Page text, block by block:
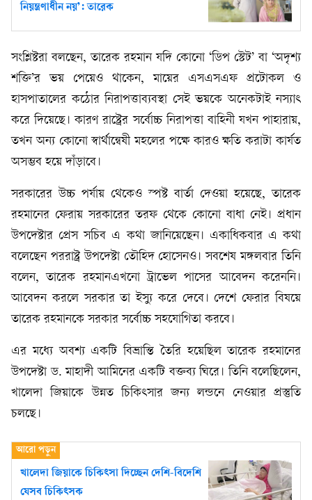
নিয়ন্ত্রণাধীন নয়’: তারেক
সংশ্লিষ্টরা বলছেন, তারেক রহমান যদি কোনো ‘ডিপ স্টেট’ বা ‘অদৃশ্য
শক্তি’র ভয় পেয়েও থাকেন, মায়ের এসএসএফ প্রটোকল ও
হাসপাতালের কঠোর নিরাপত্তাব্যবস্থা সেই ভয়কে অনেকটাই নস্যাৎ
করে দিয়েছে। কারণ রাষ্ট্রের সর্বোচ্চ নিরাপত্তা বাহিনী যখন পাহারায়,
তখন অন্য কোনো স্বার্থান্বেষী মহলের পক্ষে কারও ক্ষতি করাটা কার্যত
অসম্ভব হয়ে দাঁড়াবে।
সরকারের উচ্চ পর্যায় থেকেও স্পষ্ট বার্তা দেওয়া হয়েছে, তারেক
রহমানের ফেরায় সরকারের তরফ থেকে কোনো বাধা নেই। প্রধান
উপদেষ্টার প্রেস সচিব এ কথা জানিয়েছেন। একাধিকবার এ কথা
বলেছেন পররাষ্ট্র উপদেষ্টা তৌহিদ হোসেনও। সবশেষ মঙ্গলবার তিনি
বলেন, তারেক রহমানএখনো ট্রাভেল পাসের আবেদন করেননি।
আবেদন করলে সরকার তা ইস্যু করে দেবে। দেশে ফেরার বিষয়ে
তারেক রহমানকে সরকার সর্বোচ্চ সহযোগিতা করবে।
এর মধ্যে অবশ্য একটি বিভ্রান্তি তৈরি হয়েছিল তারেক রহমানের
উপদেষ্টা ড. মাহাদী আমিনের একটি বক্তব্য ঘিরে। তিনি বলেছিলেন,
খালেদা জিয়াকে উন্নত চিকিৎসার জন্য লন্ডনে নেওয়ার প্রস্তুতি
চলছে।
খালেদা জিয়াকে চিকিৎসা দিচ্ছেন দেশি-বিদেশি
যেসব চিকিৎসক